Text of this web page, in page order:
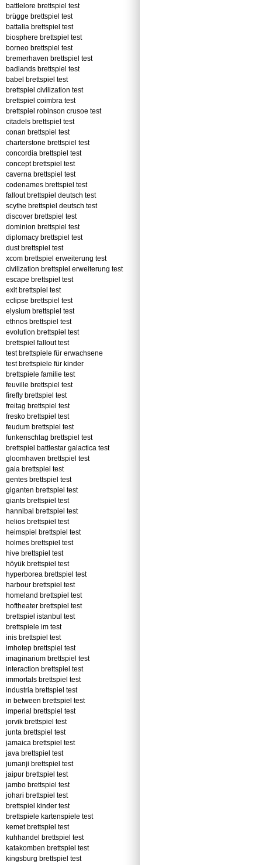
battlelore brettspiel test
brügge brettspiel test
battalia brettspiel test
biosphere brettspiel test
borneo brettspiel test
bremerhaven brettspiel test
badlands brettspiel test
babel brettspiel test
brettspiel civilization test
brettspiel coimbra test
brettspiel robinson crusoe test
citadels brettspiel test
conan brettspiel test
charterstone brettspiel test
concordia brettspiel test
concept brettspiel test
caverna brettspiel test
codenames brettspiel test
fallout brettspiel deutsch test
scythe brettspiel deutsch test
discover brettspiel test
dominion brettspiel test
diplomacy brettspiel test
dust brettspiel test
xcom brettspiel erweiterung test
civilization brettspiel erweiterung test
escape brettspiel test
exit brettspiel test
eclipse brettspiel test
elysium brettspiel test
ethnos brettspiel test
evolution brettspiel test
brettspiel fallout test
test brettspiele für erwachsene
test brettspiele für kinder
brettspiele familie test
feuville brettspiel test
firefly brettspiel test
freitag brettspiel test
fresko brettspiel test
feudum brettspiel test
funkenschlag brettspiel test
brettspiel battlestar galactica test
gloomhaven brettspiel test
gaia brettspiel test
gentes brettspiel test
giganten brettspiel test
giants brettspiel test
hannibal brettspiel test
helios brettspiel test
heimspiel brettspiel test
holmes brettspiel test
hive brettspiel test
höyük brettspiel test
hyperborea brettspiel test
harbour brettspiel test
homeland brettspiel test
hoftheater brettspiel test
brettspiel istanbul test
brettspiele im test
inis brettspiel test
imhotep brettspiel test
imaginarium brettspiel test
interaction brettspiel test
immortals brettspiel test
industria brettspiel test
in between brettspiel test
imperial brettspiel test
jorvik brettspiel test
junta brettspiel test
jamaica brettspiel test
java brettspiel test
jumanji brettspiel test
jaipur brettspiel test
jambo brettspiel test
johari brettspiel test
brettspiel kinder test
brettspiele kartenspiele test
kemet brettspiel test
kuhhandel brettspiel test
katakomben brettspiel test
kingsburg brettspiel test